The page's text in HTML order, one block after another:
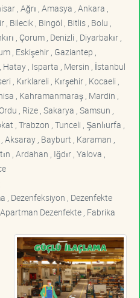
, Ağrı , Amasya , Ankara ,
Bilecik , Bingöl , Bitlis , Bolu ,
, Çorum , Denizli , Diyarbakır ,
, Eskişehir , Gaziantep ,
Hatay , Isparta , Mersin , İstanbul
, Kırklareli , Kırşehir , Kocaeli ,
, Kahramanmaraş , Mardin ,
, Rize , Sakarya , Samsun ,
, Trabzon , Tunceli , Şanlıurfa ,
Aksaray , Bayburt , Karaman ,
, Ardahan , Iğdır , Yalova ,
, Dezenfeksiyon , Dezenfekte
Dezenfekte , Fabrika